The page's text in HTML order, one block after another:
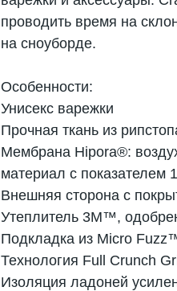
проводить время на
на сноуборде.
Особенности:
Унисекс варежки
Прочная ткань из
Мембрана Hipora®:
материал с показателем
Внешняя сторона с
Утеплитель 3M™,
Подкладка из Micro
Технология Full Crunch
Изоляция ладоней